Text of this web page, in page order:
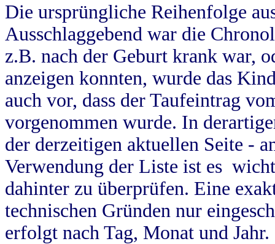
Die ursprüngliche Reihenfolge
Ausschlaggebend war die
z.B. nach der Geburt krank war,
anzeigen konnten, wurde das
auch vor, dass der Taufeintrag
vorgenommen wurde. In
der derzeitigen aktuellen Seite -
Verwendung der Liste ist es
dahinter zu überprüfen. Eine
technischen Gründen nur
erfolgt nach Tag, Monat und Jahr.